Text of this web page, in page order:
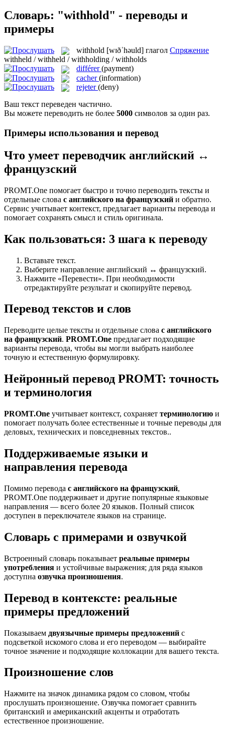
Словарь: "withhold" - переводы и
примеры
withhold [wɪðˈhəuld] глагол Спряжение
withheld / withheld / withholding / withholds
différer (payment)
cacher (information)
rejeter (deny)
Ваш текст переведен частично.
Вы можете переводить не более 5000 символов за один раз.
Примеры использования и перевод
Что умеет переводчик английский ↔
французский
PROMT.One помогает быстро и точно переводить тексты и
отдельные слова с английского на французский и обратно.
Сервис учитывает контекст, предлагает варианты перевода и
помогает сохранять смысл и стиль оригинала.
Как пользоваться: 3 шага к переводу
Вставьте текст.
Выберите направление английский ↔ французский.
Нажмите «Перевести». При необходимости
отредактируйте результат и скопируйте перевод.
Перевод текстов и слов
Переводите целые тексты и отдельные слова с английского
на французский. PROMT.One предлагает подходящие
варианты перевода, чтобы вы могли выбрать наиболее
точную и естественную формулировку.
Нейронный перевод PROMT: точность
и терминология
PROMT.One учитывает контекст, сохраняет терминологию и
помогает получать более естественные и точные переводы для
деловых, технических и повседневных текстов..
Поддерживаемые языки и
направления перевода
Помимо перевода с английского на французский,
PROMT.One поддерживает и другие популярные языковые
направления — всего более 20 языков. Полный список
доступен в переключателе языков на странице.
Словарь с примерами и озвучкой
Встроенный словарь показывает реальные примеры
употребления и устойчивые выражения; для ряда языков
доступна озвучка произношения.
Перевод в контексте: реальные
примеры предложений
Показываем двуязычные примеры предложений с
подсветкой искомого слова и его переводом — выбирайте
точное значение и подходящие коллокации для вашего текста.
Произношение слов
Нажмите на значок динамика рядом со словом, чтобы
прослушать произношение. Озвучка помогает сравнить
британский и американский акценты и отработать
естественное произношение.